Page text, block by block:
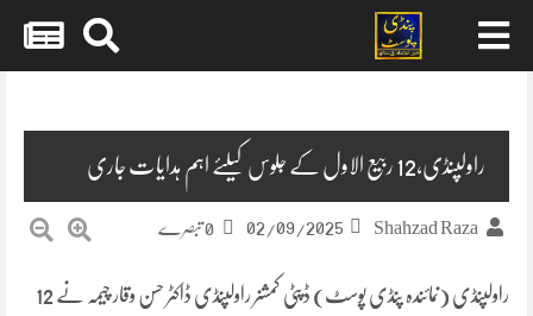
راولپنڈی،12 ربیع الاول کے جلوس کیلئے اہم ہدایات جاری
Shahzad Raza
02/09/2025
راولپنڈی (نمائندہ پنڈی پوسٹ) ڈپٹی کمشنر راولپنڈی ڈاکٹر حسن وقار چیمہ نے 12